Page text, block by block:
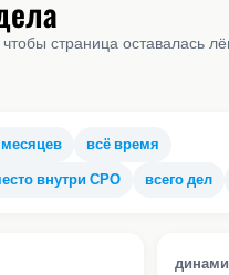
страница оставалась
месяцев всё время
внутри СРО всего дел